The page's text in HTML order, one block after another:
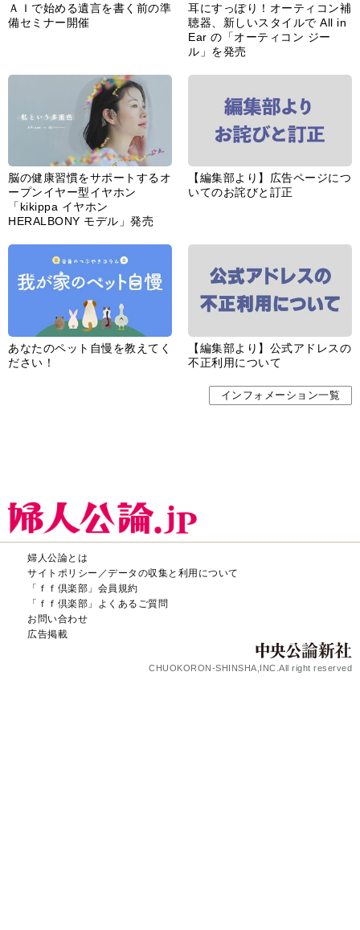
ＡＩで始める遺言を書く前の準
備セミナー開催
耳にすっぽり！オーティコン補
聴器、新しいスタイルで All in
Ear の「オーティコン ジー
ル」を発売
脳の健康習慣をサポートするオ
ープンイヤー型イヤホン
「kikippa イヤホン
HERALBONY モデル」発売
【編集部より】広告ページにつ
いてのお詫びと訂正
あなたのペット自慢を教えてく
ださい！
【編集部より】公式アドレスの
不正利用について
インフォメーション一覧
婦人公論とは
サイトポリシー／データの収集と利用について
「ｆｆ倶楽部」会員規約
「ｆｆ倶楽部」よくあるご質問
お問い合わせ
広告掲載
CHUOKORON-SHINSHA,INC.All right reserved